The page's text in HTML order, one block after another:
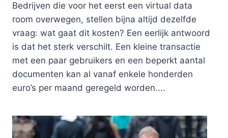
Bedrijven die voor het eerst een virtual data
room overwegen, stellen bijna altijd dezelfde
vraag: wat gaat dit kosten? Een eerlijk antwoord
is dat het sterk verschilt. Een kleine transactie
met een paar gebruikers en een beperkt aantal
documenten kan al vanaf enkele honderden
euro’s per maand geregeld worden....